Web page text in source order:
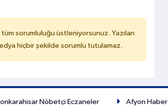
sorumluluğu üstleniyorsunuz. Yazılan
hiçbir şekilde sorumlu tutulamaz.
Nöbetçi Eczaneler
Afyon Haber